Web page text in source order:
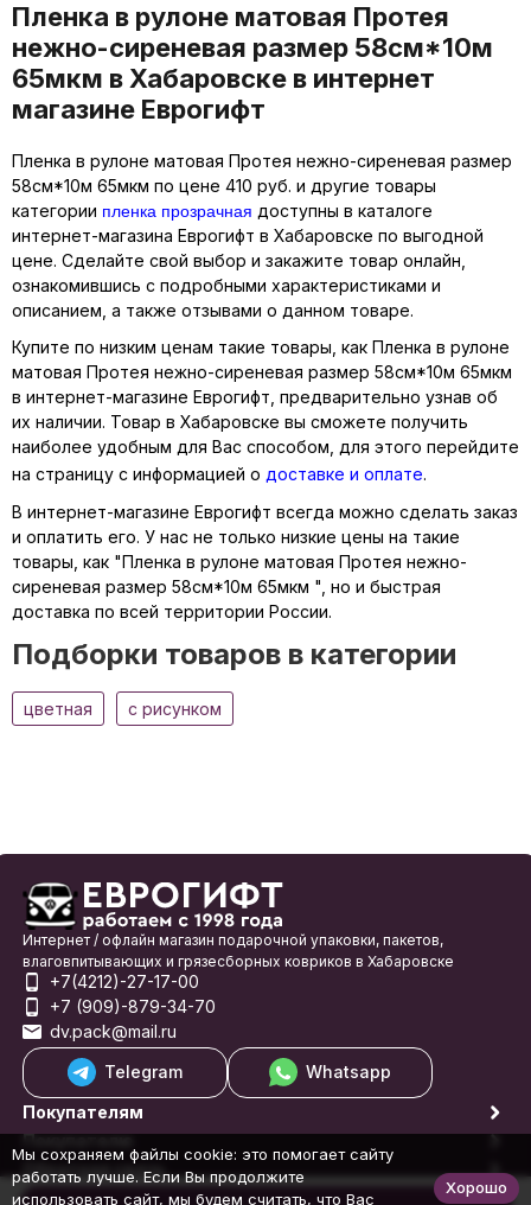
Пленка в рулоне матовая Протея
нежно-сиреневая размер 58см*10м
65мкм в Хабаровске в интернет
магазине Еврогифт
Пленка в рулоне матовая Протея нежно-сиреневая размер
58см*10м 65мкм по цене 410 руб. и другие товары
категории пленка прозрачная доступны в каталоге
интернет-магазина Еврогифт в Хабаровске по выгодной
цене. Сделайте свой выбор и закажите товар онлайн,
ознакомившись с подробными характеристиками и
описанием, а также отзывами о данном товаре.
Купите по низким ценам такие товары, как Пленка в рулоне
матовая Протея нежно-сиреневая размер 58см*10м 65мкм
в интернет-магазине Еврогифт, предварительно узнав об
их наличии. Товар в Хабаровске вы сможете получить
наиболее удобным для Вас способом, для этого перейдите
на страницу с информацией о доставке и оплате.
В интернет-магазине Еврогифт всегда можно сделать заказ
и оплатить его. У нас не только низкие цены на такие
товары, как "Пленка в рулоне матовая Протея нежно-
сиреневая размер 58см*10м 65мкм ", но и быстрая
доставка по всей территории России.
Подборки товаров в категории
цветная с рисунком
Интернет / офлайн магазин подарочной упаковки, пакетов,
влаговпитывающих и грязесборных ковриков в Хабаровске
+7(4212)-27-17-00
+7 (909)-879-34-70
dv.pack@mail.ru
Telegram
Whatsapp
Покупателям
Покупателю
Обратная связь
© 1998-2026 Еврогифт
Мы сохраняем файлы cookie: это помогает сайту
работать лучше. Если Вы продолжите
использовать сайт, мы будем считать, что Вас
Хорошо